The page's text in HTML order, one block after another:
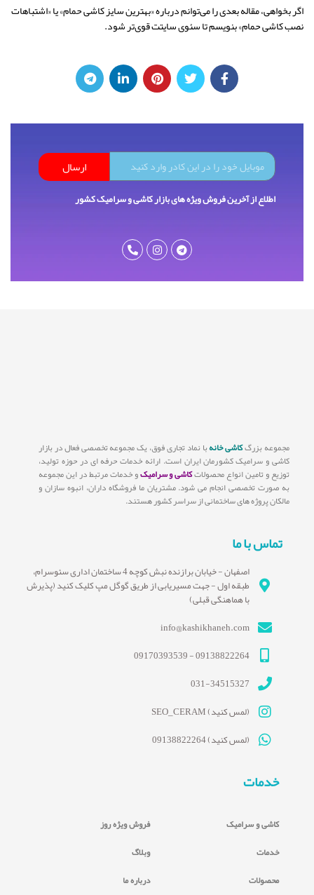
اگر بخواهی، مقاله بعدی را می‌توانم درباره «بهترین سایز کاشی حمام» یا «اشتباهات
نصب کاشی حمام» بنویسم تا سئوی سایتت قوی‌تر شود.
ارسال
اطلاع از آخرین فروش ویژه های بازار کاشی و سرامیک کشور
مجموعه بزرگکاشی خانهبا نماد تجاری فوق، یک مجموعه تخصصی فعال در بازار
کاشی و سرامیک کشورمان ایران است. ارائه خدمات حرفه ای در حوزه تولید،
توزیع و تامین انواع محصولاتکاشی و سرامیکو خدمات مرتبط در این مجموعه
به صورت تخصصی انجام می شود. مشتریان ما فروشگاه داران، انبوه سازان و
مالکان پروژه های ساختمانی از سراسر کشور هستند.
تماس با ما
اصفهان - خیابان برازنده نبش کوچه 4 ساختمان اداری سئوسرام،
طبقه اول - جهت مسیریابی از طریق گوگل مپ کلیک کنید (پذیرش
با هماهنگی قبلی)
info@kashikhaneh.com
09138822264 - 09170393539
031-34515327
(لمس کنید) SEO_CERAM
(لمس کنید) 09138822264
خدمات
کاشی و سرامیک
خدمات
محصولات
فروش ویژه روز
وبلاگ
درباره ما